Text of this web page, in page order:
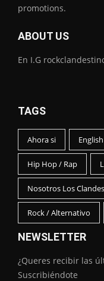
promotions.
ABOUT US
En I.G
TAGS
Ahora si
Hip Hop / Rap
Nosotros Los
Rock / Alternativo
NEWSLETTER
¿Queres recibir las
Suscribiéndote